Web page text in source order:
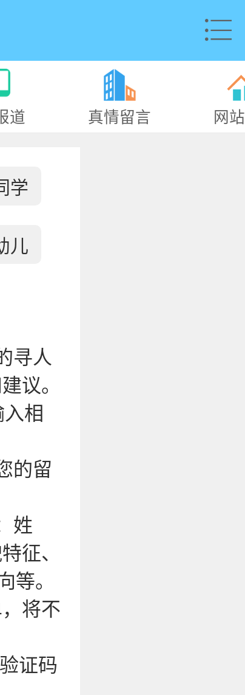
道 真情留言 网
学
儿
寻人
议。
相
的留
姓
征、
。
将不
证码